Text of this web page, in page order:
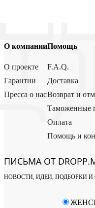
О компании
О проекте
Гарантии
Пресса о нас
Помощь
F.A.Q.
Доставка
Возврат и
Таможенные
Оплата
Помощь и
ПИСЬМА ОТ
НОВОСТИ, ИДЕИ, ПОДБОРКИ